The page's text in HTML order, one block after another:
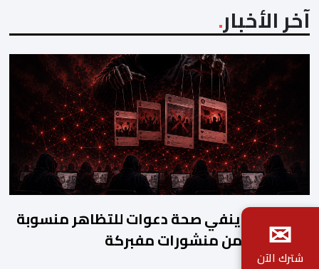
آخر الأخبار
جيل زد 212 ينفي صحة دعوات للتظاهر منسوبة
إليه ويحذر من منشورات مفبركة
✉
شترك الآن